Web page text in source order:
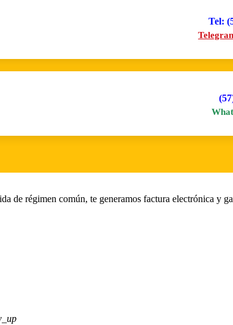
Tel:
de régimen común, te generamos factura electrónica y